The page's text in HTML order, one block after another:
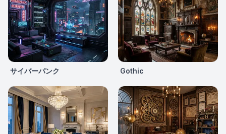
サイバーパンク Gothic